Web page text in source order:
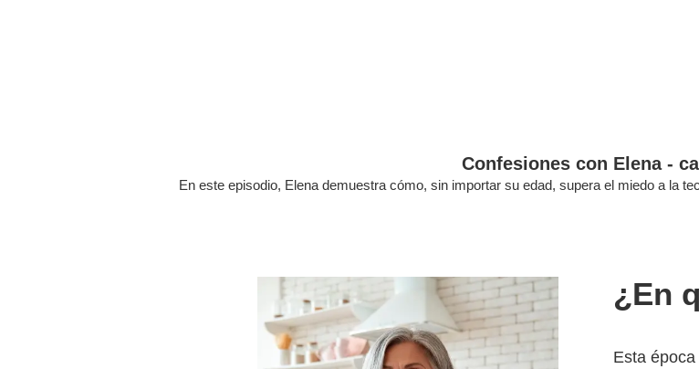
Confesiones con Elena -
En este episodio, Elena demuestra cómo, sin importar su edad, supera el miedo a la
¿En
Esta